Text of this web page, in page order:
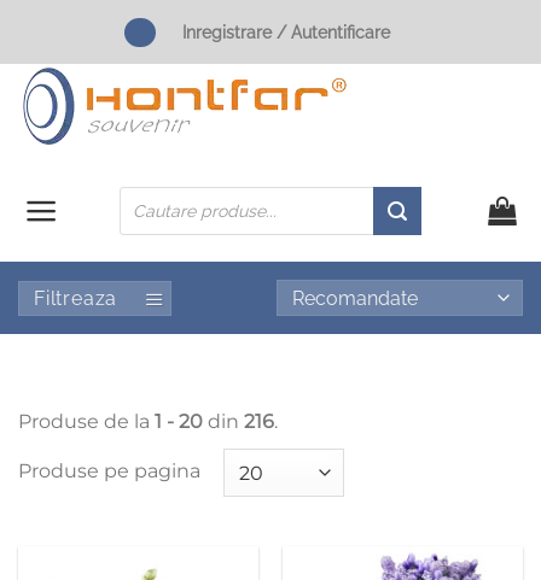
content
Inregistrare / Autentificare
Products
search
Filtreaza
Produse de la 1 - 20 din 216.
Produse pe pagina